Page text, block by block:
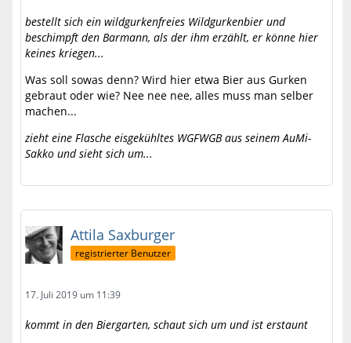
bestellt sich ein wildgurkenfreies Wildgurkenbier und
beschimpft den Barmann, als der ihm erzählt, er könne hier
keines kriegen...
Was soll sowas denn? Wird hier etwa Bier aus Gurken
gebraut oder wie? Nee nee nee, alles muss man selber
machen...
zieht eine Flasche eisgekühltes WGFWGB aus seinem AuMi-
Sakko und sieht sich um...
Attila Saxburger
registrierter Benutzer
17. Juli 2019 um 11:39
kommt in den Biergarten, schaut sich um und ist erstaunt